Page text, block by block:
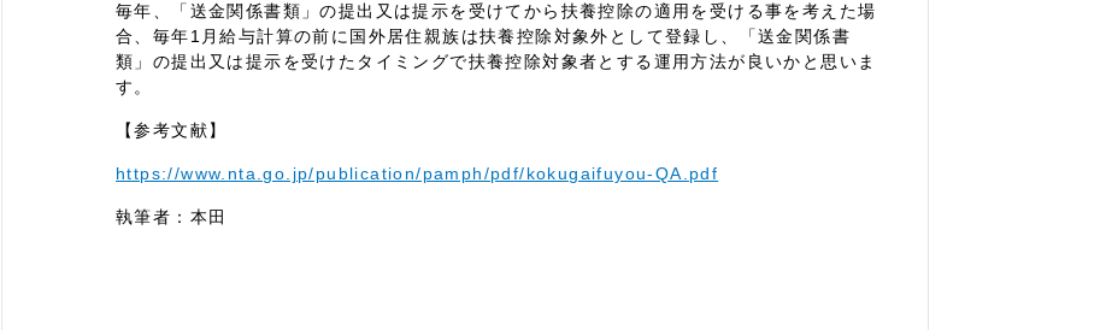
毎年、「送金関係書類」の提出又は提示を受けてから扶養控除の適用を受ける事を考えた場
合、毎年1月給与計算の前に国外居住親族は扶養控除対象外として登録し、「送金関係書
類」の提出又は提示を受けたタイミングで扶養控除対象者とする運用方法が良いかと思いま
す。
【参考文献】
https://www.nta.go.jp/publication/pamph/pdf/kokugaifuyou-QA.pdf
執筆者：本田